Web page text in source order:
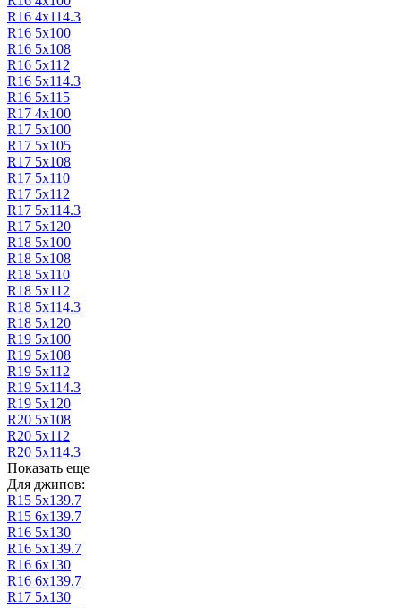
R16 4х114.3
R16 5х100
R16 5х108
R16 5х112
R16 5х114.3
R16 5х115
R17 4х100
R17 5х100
R17 5x105
R17 5х108
R17 5х110
R17 5х112
R17 5х114.3
R17 5х120
R18 5х100
R18 5х108
R18 5х110
R18 5х112
R18 5х114.3
R18 5х120
R19 5х100
R19 5х108
R19 5х112
R19 5х114.3
R19 5х120
R20 5х108
R20 5х112
R20 5х114.3
Показать еще
Для джипов:
R15 5х139.7
R15 6х139.7
R16 5х130
R16 5х139.7
R16 6х130
R16 6х139.7
R17 5х130